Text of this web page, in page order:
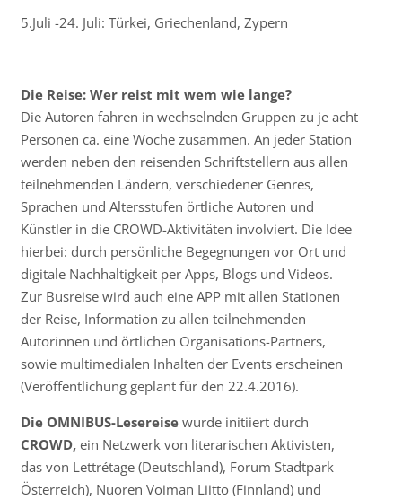
5.Juli -24. Juli: Türkei, Griechenland, Zypern
Die Reise: Wer reist mit wem wie lange?
Die Autoren fahren in wechselnden Gruppen zu je acht
Personen ca. eine Woche zusammen. An jeder Station
werden neben den reisenden Schriftstellern aus allen
teilnehmenden Ländern, verschiedener Genres,
Sprachen und Altersstufen örtliche Autoren und
Künstler in die CROWD-Aktivitäten involviert. Die Idee
hierbei: durch persönliche Begegnungen vor Ort und
digitale Nachhaltigkeit per Apps, Blogs und Videos.
Zur Busreise wird auch eine APP mit allen Stationen
der Reise, Information zu allen teilnehmenden
Autorinnen und örtlichen Organisations-Partners,
sowie multimedialen Inhalten der Events erscheinen
(Veröffentlichung geplant für den 22.4.2016).
Die OMNIBUS-Lesereisewurde initiiert durch
CROWD, ein Netzwerk von literarischen Aktivisten,
das von Lettrétage (Deutschland), Forum Stadtpark
Österreich), Nuoren Voiman Liitto (Finnland) und